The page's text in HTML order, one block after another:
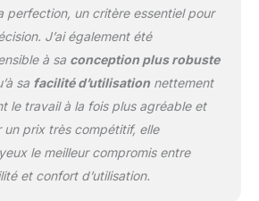
protection contre les
système de
refroidissement à
dissipation rapide de la
chaleur pour prévenir les
accidents liés à la
surpuissance
instantanée et aux
hautes températures. Le
perfection, un critère essentiel pour
J’ai également été
à sa conception plus robuste
sa facilité d’utilisationnettement
le travail à la fois plus agréable et
un prix très compétitif, elle
le meilleur compromis entre
et confort d’utilisation.